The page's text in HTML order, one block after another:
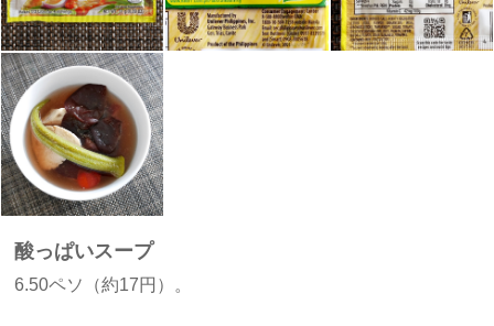
酸っぱいスープ
6.50ペソ（約17円）。